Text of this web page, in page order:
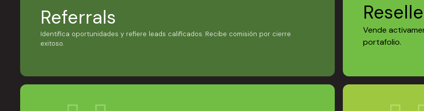
Referrals
Identifica oportunidades y refiere leads calificados. Recibe comisión por cierre
exitoso.
Vende
portafolio.